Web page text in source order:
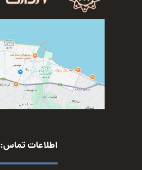
اطلاعات تماس: